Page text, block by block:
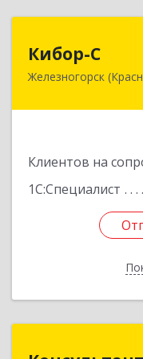
Кибор-С
Железногорск
Клиентов на
1С:Специалист
662973,